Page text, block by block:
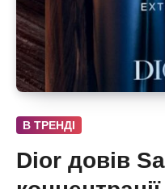
В ТРЕНДІ
Dior довів